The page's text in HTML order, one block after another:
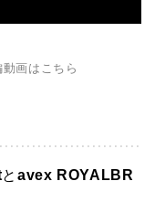
画はこちら
と avex ROYALBR